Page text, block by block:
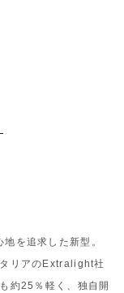
を追求した新型。
リアのExtralight社
約25％軽く、独自開